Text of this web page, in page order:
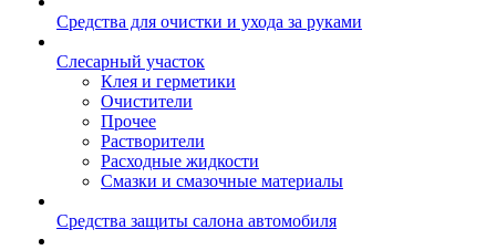
Средства для очистки и ухода за руками
Слесарный участок
Клея и герметики
Очистители
Прочее
Растворители
Расходные жидкости
Смазки и смазочные материалы
Средства защиты салона автомобиля